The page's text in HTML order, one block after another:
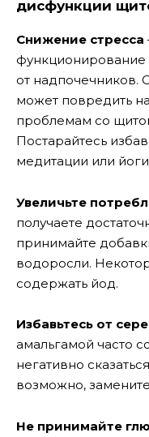
дисфункции
Снижение стресса
от надпочечников.
может повредить
проблемам со
Постарайтесь
медитации или
Увеличьте
получаете
принимайте
водоросли.
содержать йод.
Избавьтесь от
амальгамой часто
негативно
возможно,
Не принимайте